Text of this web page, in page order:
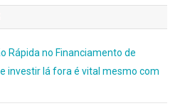
Rápida no Financiamento de
investir lá fora é vital mesmo com